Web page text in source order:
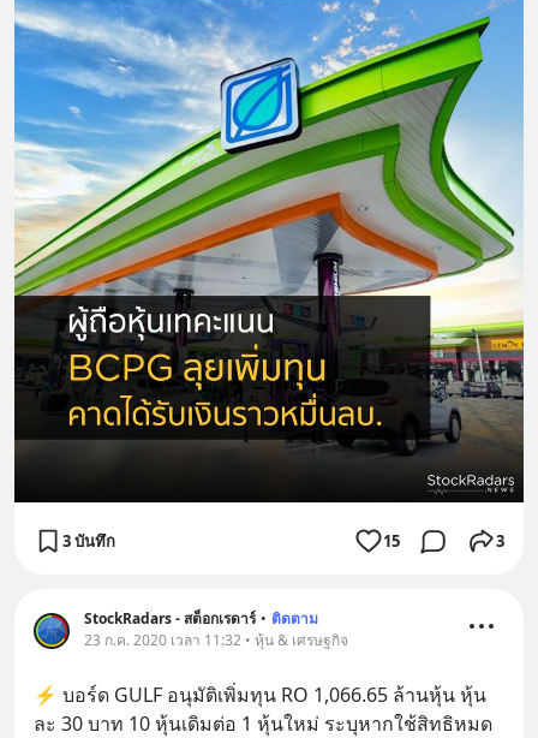
3 บันทึก 15 3
StockRadars - สต็อกเรดาร์ • ติดตาม
23 ก.ค. 2020 เวลา 11:32 • หุ้น & เศรษฐกิจ
⚡️ บอร์ด GULF อนุมัติเพิ่มทุน RO 1,066.65 ล้านหุ้น หุ้น
ละ 30 บาท 10 หุ้นเดิมต่อ 1 หุ้นใหม่ ระบุหากใช้สิทธิหมด